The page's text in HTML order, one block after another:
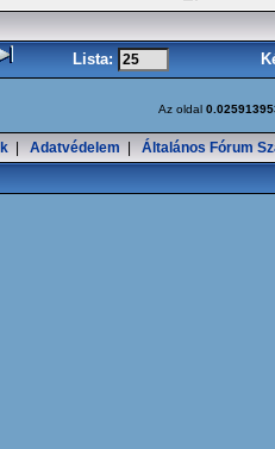
Lista:
Az oldal
Adatvédelem Általános Fórum